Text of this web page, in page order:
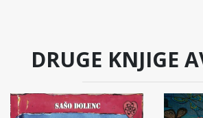
DRUGE KNJIGE